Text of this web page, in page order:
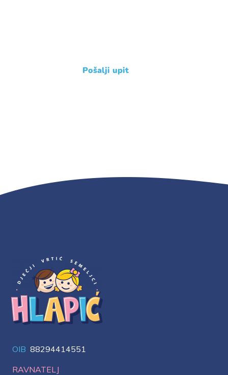
Pošalji upit
OIB88294414551
RAVNATELJ